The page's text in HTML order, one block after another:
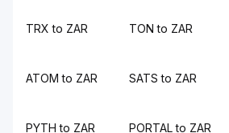
TRX to ZAR TON to ZAR
ATOM to ZAR SATS to ZAR
PYTH to ZAR PORTAL to ZAR